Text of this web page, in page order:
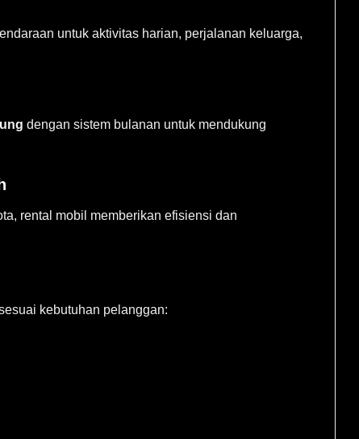
untuk aktivitas harian, perjalanan keluarga,
dengan sistem bulanan untuk mendukung
rental mobil memberikan efisiensi dan
kebutuhan pelanggan: